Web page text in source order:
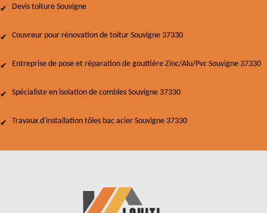
Devis toiture Souvigne
Couvreur pour rénovation de toitur Souvigne 37330
Entreprise de pose et réparation de gouttière Zinc/Alu/Pvc Souvigne 37330
Spécialiste en isolation de combles Souvigne 37330
Travaux d'installation tôles bac acier Souvigne 37330